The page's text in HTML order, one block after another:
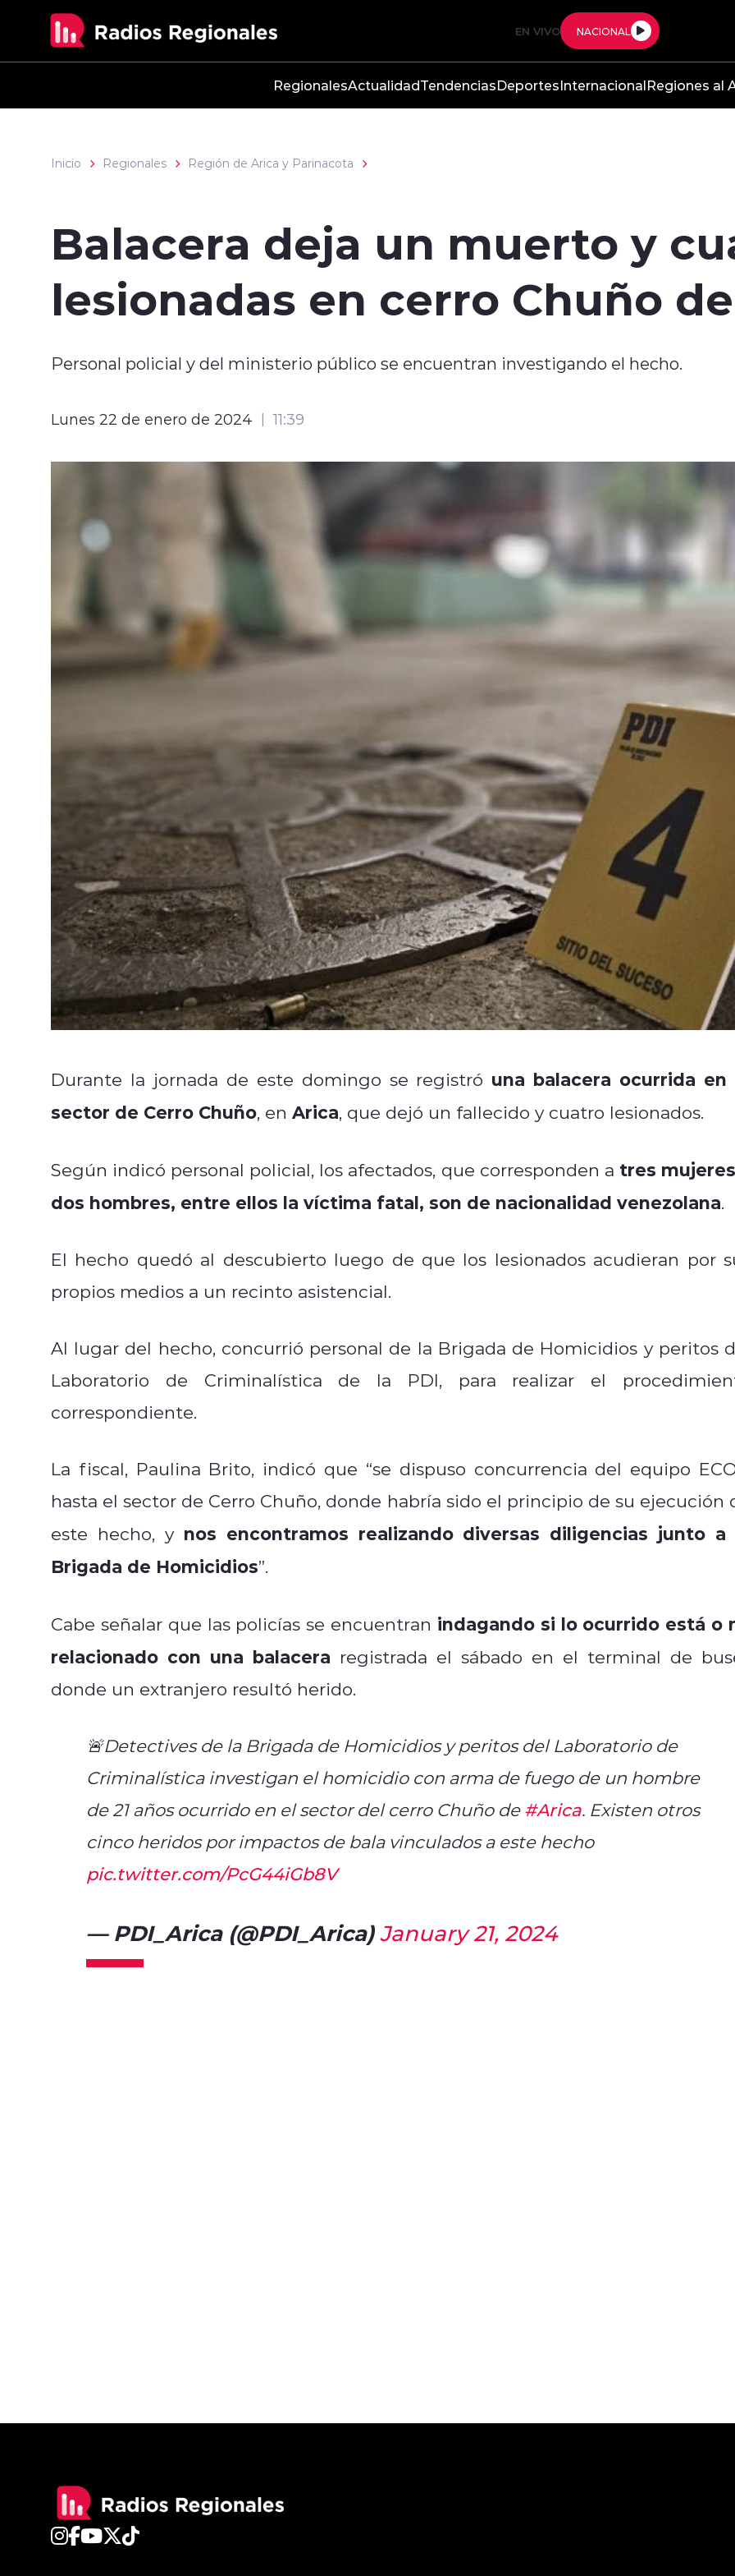
EN VIVO NACIONAL
RegionalesActualidadTendenciasDeportesInternacionalRegiones al
Inicio Regionales Región de Arica y Parinacota
Balacera deja un muerto y
lesionadas en cerro Chuño
Personal policial y del ministerio público se encuentran investigando el hecho.
Lunes 22 de enero de 2024 11:39
Durante la jornada de este domingo se registró una balacera ocurrida en
sector de Cerro Chuño, en Arica, que dejó un fallecido y cuatro lesionados.
Según indicó personal policial, los afectados, que corresponden a tres
dos hombres, entre ellos la víctima fatal, son de nacionalidad venezolana.
El hecho quedó al descubierto luego de que los lesionados acudieran por
propios medios a un recinto asistencial.
Al lugar del hecho, concurrió personal de la Brigada de Homicidios y peritos
Laboratorio de Criminalística de la PDI, para realizar el
correspondiente.
La fiscal, Paulina Brito, indicó que “se dispuso concurrencia del equipo
hasta el sector de Cerro Chuño, donde habría sido el principio de su ejecución
este hecho, y nos encontramos realizando diversas diligencias junto a
Brigada de Homicidios”.
Cabe señalar que las policías se encuentran indagando si lo ocurrido está o
relacionado con una balacera registrada el sábado en el terminal de
donde un extranjero resultó herido.
🚨Detectives de la Brigada de Homicidios y peritos del Laboratorio de
Criminalística investigan el homicidio con arma de fuego de un hombre
de 21 años ocurrido en el sector del cerro Chuño de#Arica. Existen otros
cinco heridos por impactos de bala vinculados a este hecho
pic.twitter.com/PcG44iGb8V
— PDI_Arica (@PDI_Arica)January 21, 2024